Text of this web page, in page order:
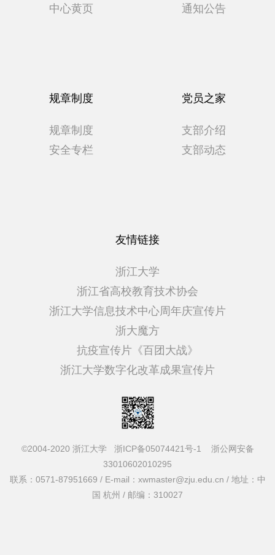
中心黄页
通知公告
规章制度
规章制度
安全专栏
党员之家
支部介绍
支部动态
友情链接
浙江大学
浙江省高校教育技术协会
浙江大学信息技术中心周年庆宣传片
浙大魔方
抗疫宣传片《百团大战》
浙江大学数字化改革成果宣传片
©2004-2020 浙江大学 浙ICP备05074421号-1
浙公网安备
33010602010295
联系：0571-87951669 / E-mail：xwmaster@zju.edu.cn / 地址：中
国 杭州 / 邮编：310027